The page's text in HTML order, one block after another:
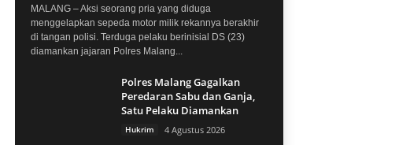
MALANG – Aksi seorang pria yang diduga
menggelapkan sepeda motor milik rekannya berakhir
di tangan polisi. Terduga pelaku berinisial DS (23)
diamankan jajaran Polres Malang...
Polres Malang Gagalkan
Peredaran Sabu dan Ganja,
Satu Pelaku Diamankan
Hukrim 4 Agustus 2026